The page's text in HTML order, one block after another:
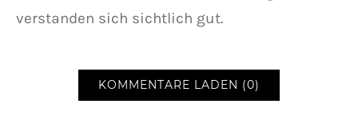
verstanden sich sichtlich gut.
KOMMENTARE LADEN (0)